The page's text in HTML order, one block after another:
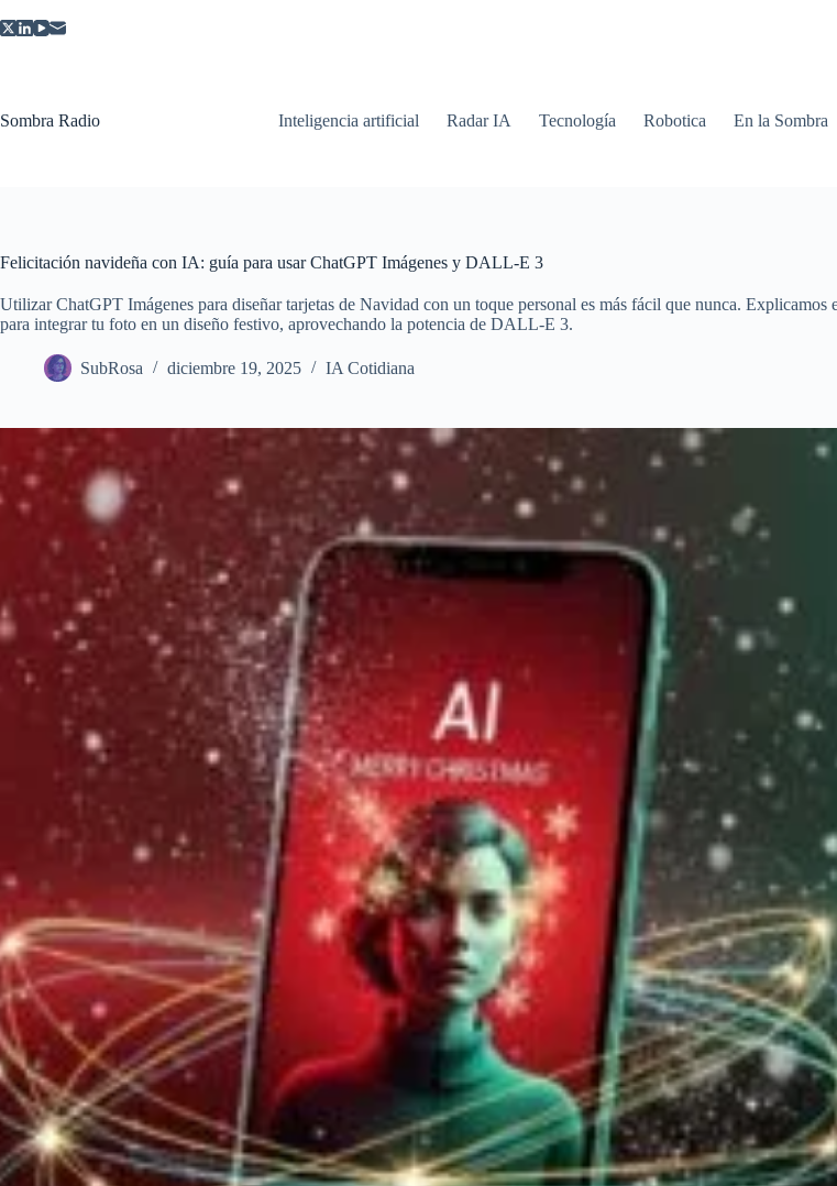
al
Sombra Radio Inteligencia artificial Radar IA Tecnología Robotica En la Sombra
Felicitación navideña con IA: guía para usar ChatGPT Imágenes y DALL-E 3
Utilizar ChatGPT Imágenes para diseñar tarjetas de Navidad con un toque personal es más fácil que nunca. Explicamos
para integrar tu foto en un diseño festivo, aprovechando la potencia de DALL-E 3.
SubRosa diciembre 19, 2025 IA Cotidiana